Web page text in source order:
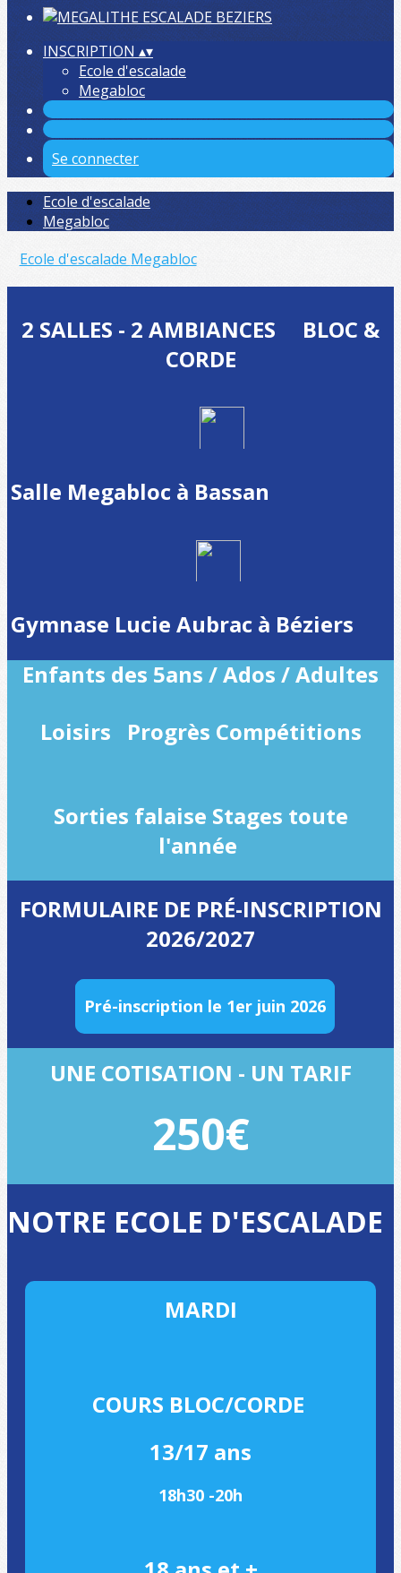
INSCRIPTION ▴▾
Ecole d'escalade
Megabloc
Se connecter
Ecole d'escalade
Megabloc
Ecole d'escalade Megabloc
2 SALLES - 2 AMBIANCES BLOC &
CORDE
Salle Megabloc à Bassan
Gymnase Lucie Aubrac à Béziers
Enfants des 5ans /Ados /Adultes
Loisirs Progrès Compétitions
Sorties falaise Stages toute
l'année
FORMULAIRE DE PRÉ-INSCRIPTION
2026/2027
Pré-inscription le 1er juin 2026
UNE COTISATION - UN TARIF
250€
NOTRE ECOLE D'ESCALADE
MARDI
COURS BLOC/CORDE
13/17 ans
18h30 -20h